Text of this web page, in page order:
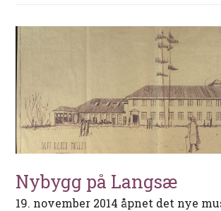
Nybygg på Langsæ
19. november 2014 åpnet det nye